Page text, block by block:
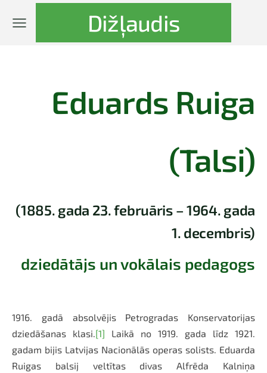
Dižļaudis
Eduards Ruiga
(Talsi)
(1885. gada 23. februāris – 1964. gada
1. decembris)
dziedātājs un vokālais pedagogs
1916. gadā absolvējis Petrogradas Konservatorijas
dziedāšanas klasi.[1]
Laikā no 1919. gada līdz 1921.
gadam bijis Latvijas Nacionālās operas solists. Eduarda
Ruigas balsij veltītas divas Alfrēda Kalniņa